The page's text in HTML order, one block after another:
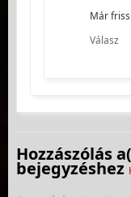
Már
Válasz
Hozzászólás
bejegyzéshez